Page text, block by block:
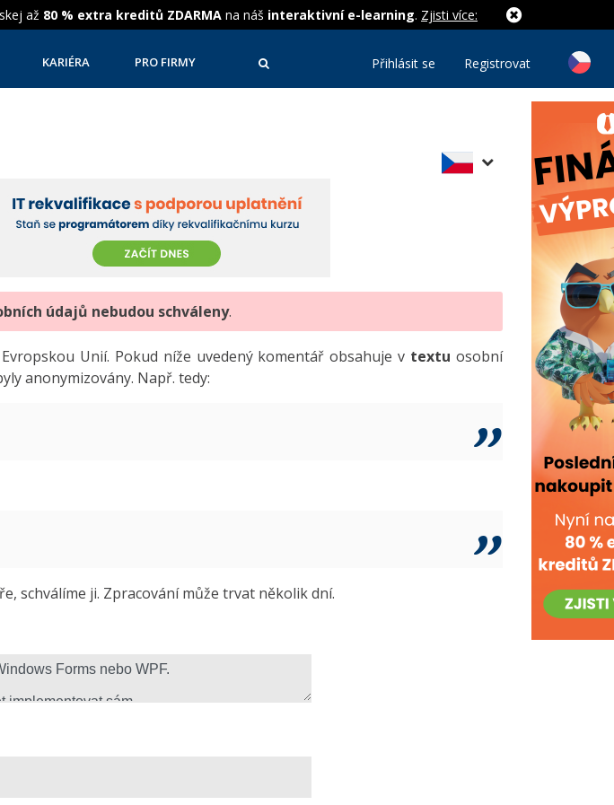
až 80 % extra kreditů ZDARMA na náš interaktivní e-learning. Zjisti více:
KARIÉRA PRO FIRMY Přihlásit se Registrovat
údajů nebudou schváleny.
Unií. Pokud níže uvedený komentář obsahuje v textu osobní
anonymizovány. Např. tedy:
schválíme ji. Zpracování může trvat několik dní.